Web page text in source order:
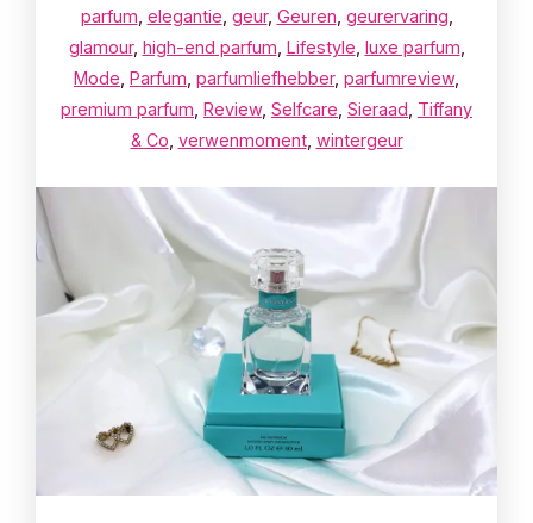
parfum elegantie geur, Geuren geurervaring
glamour, high-end parfum Lifestyle luxe parfum
Mode Parfum parfumliefhebber, parfumreview,
premium parfum Review, Selfcare Sieraad Tiffany
& Co verwenmoment, wintergeur